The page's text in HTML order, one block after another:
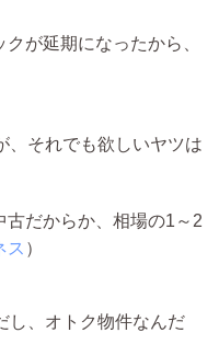
が延期になったから、
、それでも欲しいヤツは
古だからか、相場の1～2
ス ）
し、オトク物件なんだ